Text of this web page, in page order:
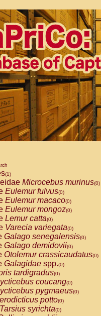
(1)
Microcebus murinus(0)
Eulemur fulvus(0)
Eulemur macaco(0)
Eulemur mongoz(0)
Lemur catta(0)
Varecia variegata(0)
Galago senegalensis(0)
Galago demidovii(0)
Otolemur crassicaudatus(0)
Galagidae spp.(0)
tardigradus(0)
coucang(0)
pygmaeus(0)
potto(0)
Tarsius syrichta(0)